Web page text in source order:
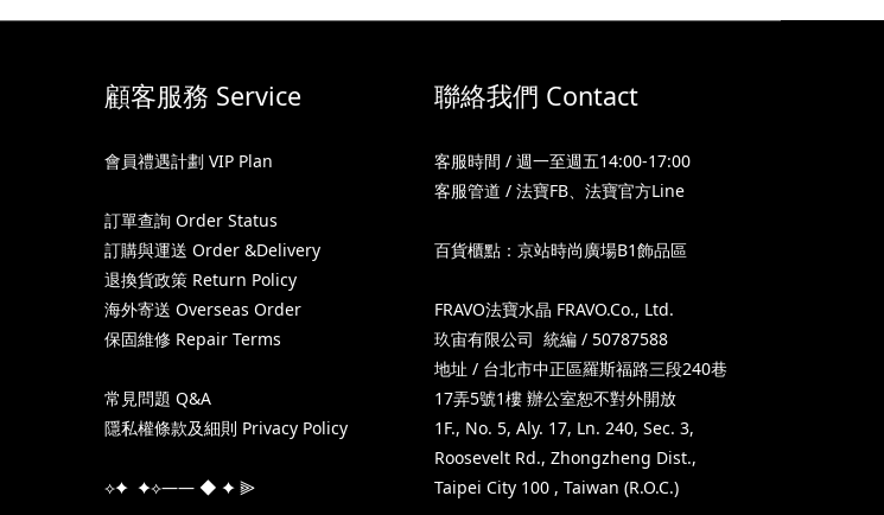
顧客服務 Service
會員禮遇計劃 VIP Plan
訂單查詢 Order Status
訂購與運送 Order &Delivery
退換貨政策 Return Policy
海外寄送 Overseas Order
保固維修 Repair Terms
常見問題 Q&A
隱私權條款及細則 Privacy Policy
⟡✦ ✦⟡—— ◆ ✦ ⫸
聯絡我們 Contact
客服時間 / 週一至週五14:00-17:00
客服管道 / 法寶FB、 法寶官方Line
百貨櫃點：京站時尚廣場B1飾品區
FRAVO法寶水晶 FRAVO.Co., Ltd.
玖宙有限公司 統編 / 50787588
地址 / 台北市中正區羅斯福路三段240巷
17弄5號1樓 辦公室恕不對外開放
1F., No. 5, Aly. 17, Ln. 240, Sec. 3,
Roosevelt Rd., Zhongzheng Dist.,
Taipei City 100 , Taiwan (R.O.C.)